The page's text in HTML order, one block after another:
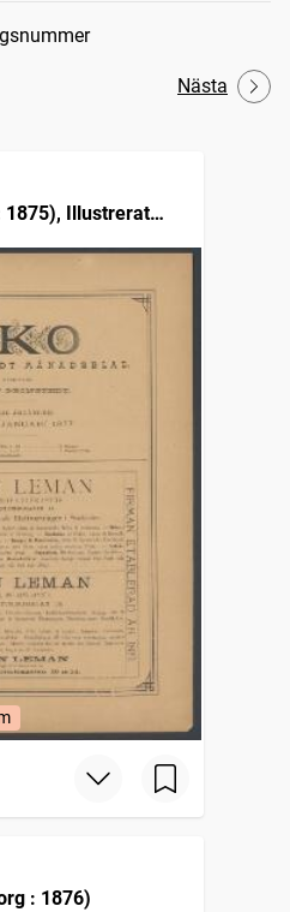
Nästa
1875), Illustrerat
: 1876)